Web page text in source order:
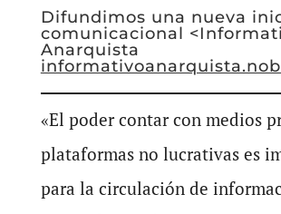
Difundimos una nueva
comunicacional
Anarquista
«El poder contar con medios
plataformas no lucrativas es
para la circulación de